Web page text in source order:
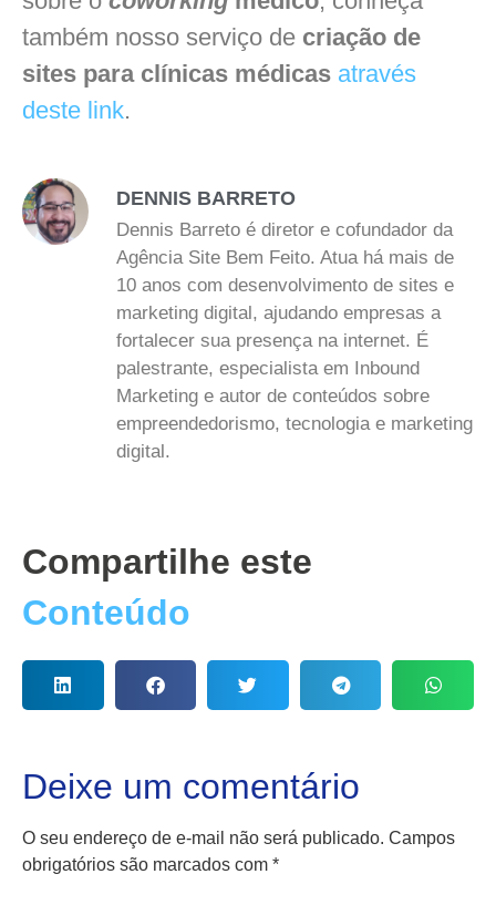
também nosso serviço de criação de
sites para clínicas médicas através
deste link.
DENNIS BARRETO
Dennis Barreto é diretor e cofundador da
Agência Site Bem Feito. Atua há mais de
10 anos com desenvolvimento de sites e
marketing digital, ajudando empresas a
fortalecer sua presença na internet. É
palestrante, especialista em Inbound
Marketing e autor de conteúdos sobre
empreendedorismo, tecnologia e marketing
digital.
Compartilhe este
Conteúdo
Deixe um comentário
O seu endereço de e-mail não será publicado. Campos
obrigatórios são marcados com *